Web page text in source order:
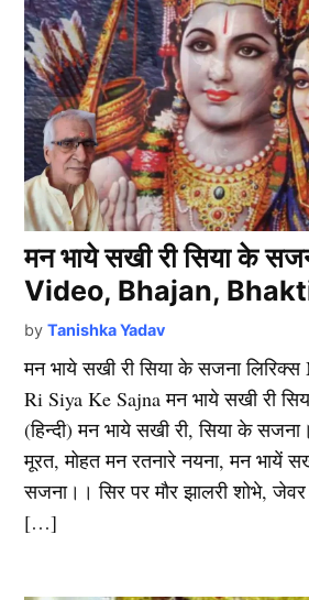
मन भाये सखी री सिया के
Video, Bhajan,
by Tanishka Yadav
मन भाये सखी री सिया के सजना
Ri Siya Ke Sajna मन भाये सखी री
(हिन्दी) मन भाये सखी री, सिया के
मूरत, मोहत मन रतनारे नयना, मन भायें
सजना।। सिर पर मौर झालरी शोभे,
[…]